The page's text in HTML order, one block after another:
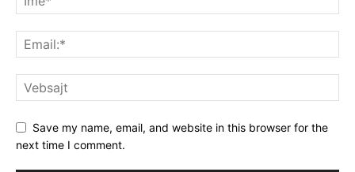
Save my name, email, and website in this browser for the
next time I comment.